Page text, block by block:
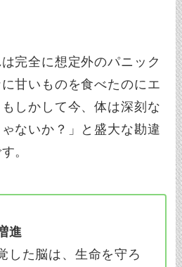
完全に想定外のパニック
甘いものを食べたのにエ
しかして今、体は深刻な
ないか？」と盛大な勘違
。
進
した脳は、生命を守ろ